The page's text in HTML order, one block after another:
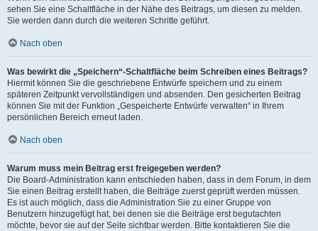
sehen Sie eine Schaltfläche in der Nähe des Beitrags, um diesen zu melden.
Sie werden dann durch die weiteren Schritte geführt.
Nach oben
Was bewirkt die „Speichern“-Schaltfläche beim Schreiben eines Beitrags?
Hiermit können Sie die geschriebene Entwürfe speichern und zu einem
späteren Zeitpunkt vervollständigen und absenden. Den gesicherten Beitrag
können Sie mit der Funktion „Gespeicherte Entwürfe verwalten“ in Ihrem
persönlichen Bereich erneut laden.
Nach oben
Warum muss mein Beitrag erst freigegeben werden?
Die Board-Administration kann entschieden haben, dass in dem Forum, in dem
Sie einen Beitrag erstellt haben, die Beiträge zuerst geprüft werden müssen.
Es ist auch möglich, dass die Administration Sie zu einer Gruppe von
Benutzern hinzugefügt hat, bei denen sie die Beiträge erst begutachten
möchte, bevor sie auf der Seite sichtbar werden. Bitte kontaktieren Sie die